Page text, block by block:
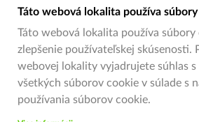
Táto webová lokalita používa
Táto webová lokalita používa súbory
zlepšenie používateľskej skúsenosti.
webovej lokality vyjadrujete súhlas s
všetkých súborov cookie v súlade s
používania súborov cookie.